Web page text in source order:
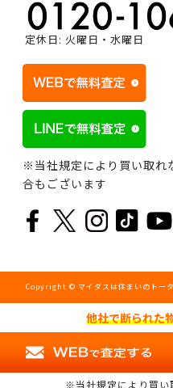
他社で断られた
※当社規定により買い
定休日: 火曜日・水曜日
※当社規定により買い取れ
合もございます
Copyright © マイダスは住まいのトー